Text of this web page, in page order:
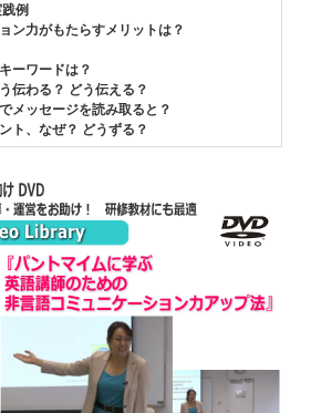
例
ン力がもたらすメリットは？
ーワードは？
伝わる？ どう伝える？
メッセージを読み取ると？
ト、なぜ？ どうずる？